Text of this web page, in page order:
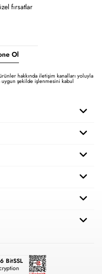
fırsatlar
Ol
hakkında iletişim kanalları yoluyla
uygun şekilde işlenmesini kabul
BitSSL